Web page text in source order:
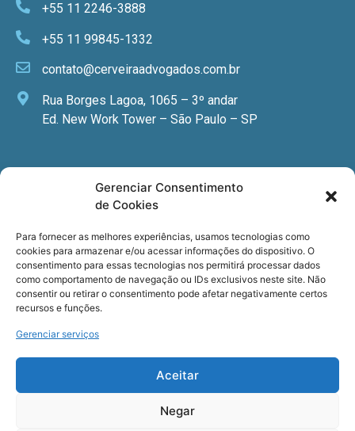
Gerenciar Consentimento
de Cookies
Para fornecer as melhores experiências, usamos tecnologias como
cookies para armazenar e/ou acessar informações do dispositivo. O
consentimento para essas tecnologias nos permitirá processar dados
como comportamento de navegação ou IDs exclusivos neste site. Não
consentir ou retirar o consentimento pode afetar negativamente certos
recursos e funções.
Gerenciar serviços
Aceitar
Negar
+55 11 2246-3888
+55 11 99845-1332
contato@cerveiraadvogados.com.br
Rua Borges Lagoa, 1065 – 3º andar
Ed. New Work Tower – São Paulo – SP
Newsletter
especializadas, cursos e eventos?
Registre seu email.
Termos de usoe aPolítica de privacidade